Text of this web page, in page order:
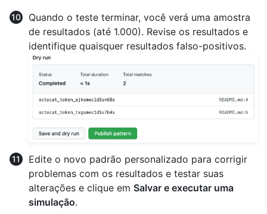
Quando o teste terminar, você verá uma amostra
de resultados (até 1.000). Revise os resultados e
identifique quaisquer resultados falso-positivos.
Edite o novo padrão personalizado para corrigir
problemas com os resultados e testar suas
alterações e clique em Salvar e executar uma
simulação.